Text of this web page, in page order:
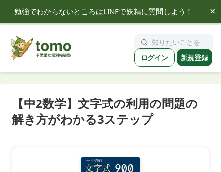
勉強でわからないところはLINEで妖精に質問しよう！ ×
tomo ログイン 新規登録
【中2数学】文字式の利用の問題の
解き方がわかる3ステップ